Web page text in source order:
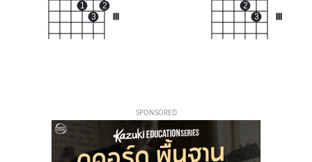
1
3
2
2
3
SPONSORED